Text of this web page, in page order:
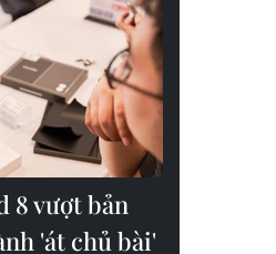
8 vượt bản
'át chủ bài'